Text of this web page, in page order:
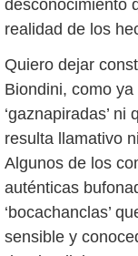
. Tales